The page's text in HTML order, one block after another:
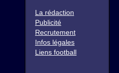
La rédaction
Publicité
Recrutement
Infos légales
Liens football